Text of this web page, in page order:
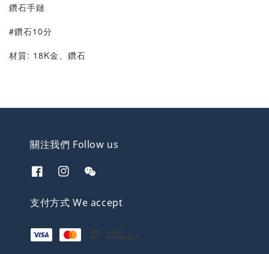
鑽石手鏈
#鑽石10分
材質: 18K金、鑽石
關注我們 Follow us
支付方式 We accept